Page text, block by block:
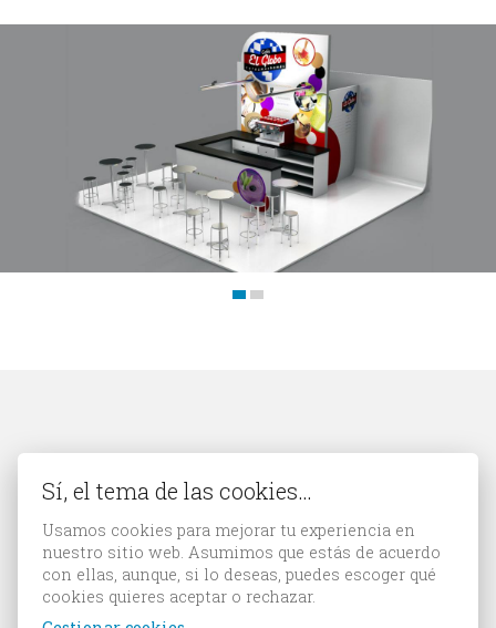
Trabajos
Blog
Contacto
no por las tuyas.
Orvel Ray Wilson
Sí, el tema de las cookies…
Usamos cookies para mejorar tu experiencia en
nuestro sitio web. Asumimos que estás de acuerdo
con ellas, aunque, si lo deseas, puedes escoger qué
cookies quieres aceptar o rechazar.